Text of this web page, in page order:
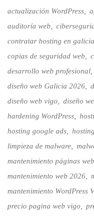
actualización WordPress
auditoría web
contratar hosting en galicia
copias de seguridad web
desarrollo web profesional
diseño web Galicia 2026
diseño web vigo
diseño
hardening WordPress
hosting google ads
limpieza de malware
mantenimiento páginas web
mantenimiento web 2026
mantenimiento WordPress
precio pagina web vigo